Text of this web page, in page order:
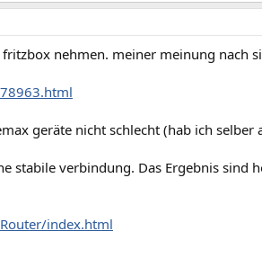
nehmen. meiner meinung nach
geräte nicht schlecht (hab ich selber
stabile verbindung. Das Ergebnis sind
index.html